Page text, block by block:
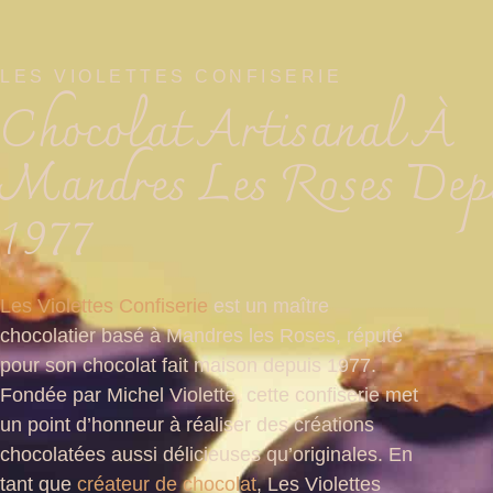
LES VIOLETTES CONFISERIE
Chocolat Artisanal À
Mandres Les Roses
1977
Les Violettes Confiserie est un maître
chocolatier basé à Mandres les Roses, réputé
pour son chocolat fait maison depuis 1977.
Fondée par Michel Violette, cette confiserie met
un point d’honneur à réaliser des créations
chocolatées aussi délicieuses qu’originales. En
tant que créateur de chocolat, Les Violettes